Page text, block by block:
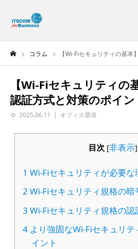
コラム 【Wi-Fiセキュリティの基本】暗
【Wi-Fiセキュリティの
認証方式と対策のポイン
2025.06.11 オフィス環境
目次 [非表示]
1 Wi-Fiセキュリティが必要な
2 Wi-Fiセキュリティ規格の暗
3 Wi-Fiセキュリティ規格の認
4 より強固なWi-Fiセキュリ
イント